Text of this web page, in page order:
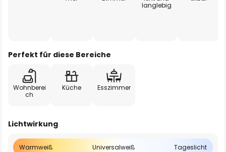
langlebig
Perfekt für diese Bereiche
Wohnberei
ch
Küche Esszimmer
Lichtwirkung
Warmweiß Universalweiß Tageslicht